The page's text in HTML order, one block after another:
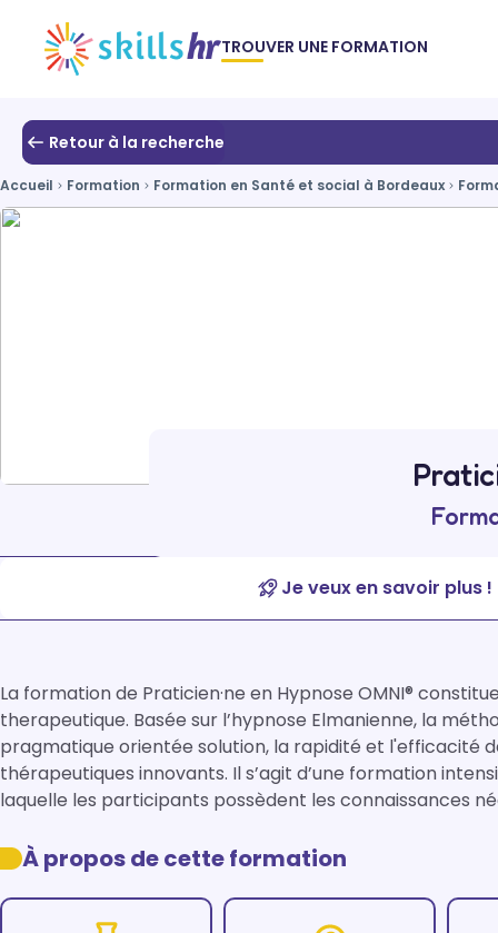
TROUVER UNE FORMATION
Retour à la recherche
Accueil Formation Formation en Santé et social à Bordeaux
Je veux en savoir plus !
La formation de Praticien·ne en Hypnose OMNI®
therapeutique. Basée sur l’hypnose Elmanienne, la
pragmatique orientée solution, la rapidité et l'efficacité
thérapeutiques innovants. Il s’agit d’une formation
laquelle les participants possèdent les connaissances
À propos de cette formation